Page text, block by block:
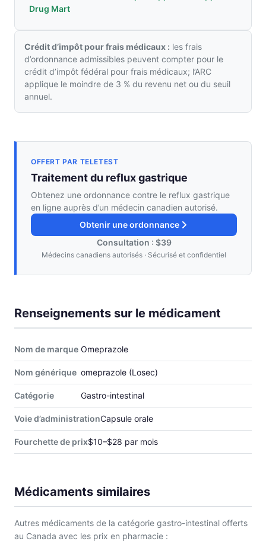
Drug Mart
Crédit d’impôt pour frais médicaux : les frais
d’ordonnance admissibles peuvent compter pour le
crédit d’impôt fédéral pour frais médicaux; l’ARC
applique le moindre de 3 % du revenu net ou du seuil
annuel.
OFFERT PAR TELETEST
Traitement du reflux gastrique
Obtenez une ordonnance contre le reflux gastrique
en ligne auprès d’un médecin canadien autorisé.
Obtenir une ordonnance
Consultation : $39
Médecins canadiens autorisés · Sécurisé et confidentiel
Renseignements sur le médicament
Nom de marque Omeprazole
Nom générique omeprazole (Losec)
Catégorie Gastro-intestinal
Voie d’administrationCapsule orale
Fourchette de prix$10–$28 par mois
Médicaments similaires
Autres médicaments de la catégorie gastro-intestinal offerts
au Canada avec les prix en pharmacie :